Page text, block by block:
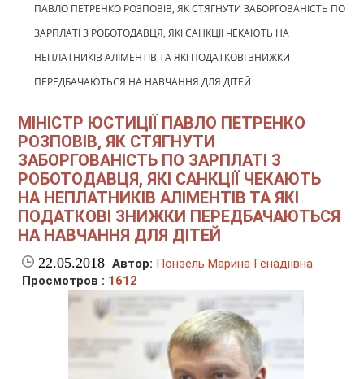
ПАВЛО ПЕТРЕНКО РОЗПОВІВ, ЯК СТЯГНУТИ ЗАБОРГОВАНІСТЬ ПО
ЗАРПЛАТІ З РОБОТОДАВЦЯ, ЯКІ САНКЦІЇ ЧЕКАЮТЬ НА
НЕПЛАТНИКІВ АЛІМЕНТІВ ТА ЯКІ ПОДАТКОВІ ЗНИЖКИ
ПЕРЕДБАЧАЮТЬСЯ НА НАВЧАННЯ ДЛЯ ДІТЕЙ
МІНІСТР ЮСТИЦІЇ ПАВЛО ПЕТРЕНКО
РОЗПОВІВ, ЯК СТЯГНУТИ
ЗАБОРГОВАНІСТЬ ПО ЗАРПЛАТІ З
РОБОТОДАВЦЯ, ЯКІ САНКЦІЇ ЧЕКАЮТЬ
НА НЕПЛАТНИКІВ АЛІМЕНТІВ ТА ЯКІ
ПОДАТКОВІ ЗНИЖКИ ПЕРЕДБАЧАЮТЬСЯ
НА НАВЧАННЯ ДЛЯ ДІТЕЙ
22.05.2018 Автор: Понзель Марина Генадіївна
Просмотров : 1612